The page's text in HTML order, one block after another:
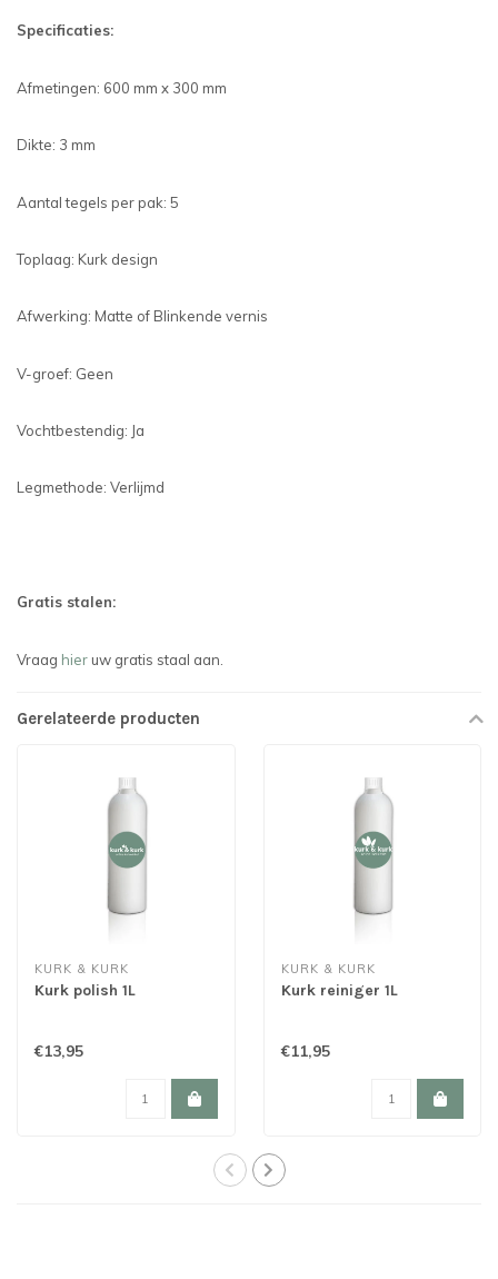
Specificaties:
Afmetingen: 600 mm x 300 mm
Dikte: 3 mm
Aantal tegels per pak: 5
Toplaag: Kurk design
Afwerking: Matte of Blinkende vernis
V-groef: Geen
Vochtbestendig: Ja
Legmethode: Verlijmd
Gratis stalen:
Vraag hier uw gratis staal aan.
Gerelateerde producten
KURK & KURK
Kurk polish 1L
€13,95
KURK & KURK
Kurk reiniger 1L
€11,95